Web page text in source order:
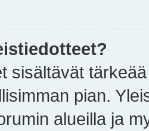
sisältävät
pian.
alueilla ja